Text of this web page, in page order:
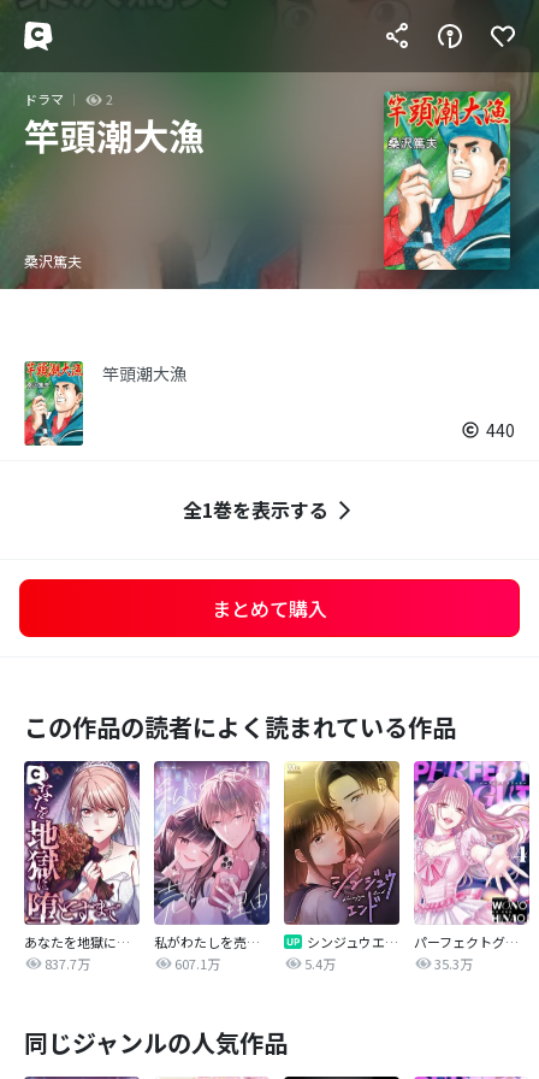
ドラマ 2
竿頭潮大漁
桑沢篤夫
竿頭潮大漁
440
全1巻を表示する
まとめて購入
この作品の読者によく読まれている作品
あなたを地獄に堕とすまで
837.7万
私がわたしを売る理由
607.1万
シンジュウエンド【タテヨミ】
5.4万
パーフェクトグリッター
35.3万
同じジャンルの人気作品